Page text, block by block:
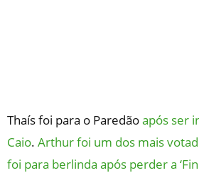
Thaís foi para o Paredãoapós ser
Caio. Arthur foi um dos mais
foi para berlinda após perder a